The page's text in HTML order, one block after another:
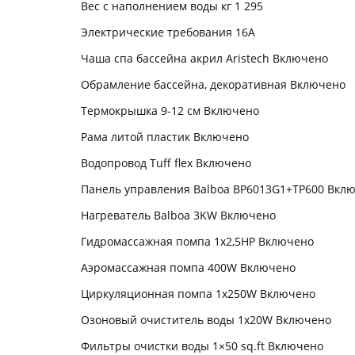
Вес с наполнением воды кг 1 295
Электрические требования 16А
Чаша спа бассейна акрил Aristech Включено
Обрамление бассейна, декоративная Включено
Термокрышка 9-12 см Включено
Рама литой пластик Включено
Водопровод Tuff flex Включено
Панель управления Balboa BP6013G1+TP600
Нагреватель Balboa 3KW Включено
Гидромассажная помпа 1х2,5HP Включено
Аэромассажная помпа 400W Включено
Циркуляционная помпа 1x250W Включено
Озоновый очиститель воды 1x20W Включено
Фильтры очистки воды 1×50 sq.ft Включено